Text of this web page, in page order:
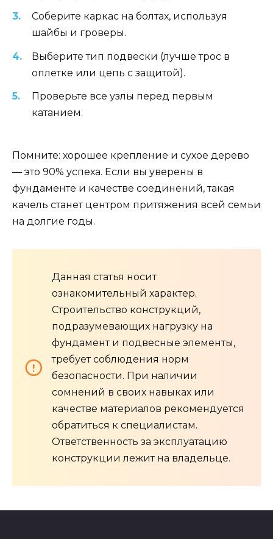
Соберите каркас на болтах, используя
шайбы и гроверы.
Выберите тип подвески (лучше трос в
оплетке или цепь с защитой).
Проверьте все узлы перед первым
катанием.
Помните: хорошее крепление и сухое дерево
— это 90% успеха. Если вы уверены в
фундаменте и качестве соединений, такая
качель станет центром притяжения всей семьи
на долгие годы.
Данная статья носит
ознакомительный характер.
Строительство конструкций,
подразумевающих нагрузку на
фундамент и подвесные элементы,
требует соблюдения норм
безопасности. При наличии
сомнений в своих навыках или
качестве материалов рекомендуется
обратиться к специалистам.
Ответственность за эксплуатацию
конструкции лежит на владельце.